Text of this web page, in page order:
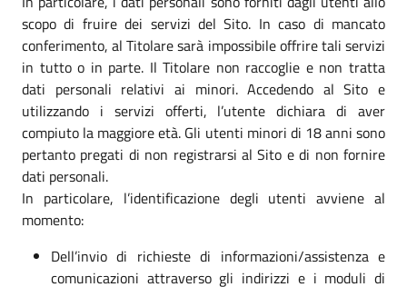
scopo di fruire dei servizi del Sito. In caso di mancato
conferimento, al Titolare sarà impossibile offrire tali servizi
in tutto o in parte. Il Titolare non raccoglie e non tratta
dati personali relativi ai minori. Accedendo al Sito e
utilizzando i servizi offerti, l’utente dichiara di aver
compiuto la maggiore età. Gli utenti minori di 18 anni sono
pertanto pregati di non registrarsi al Sito e di non fornire
dati personali.
In particolare, l’identificazione degli utenti avviene al
momento:
Dell’invio di richieste di informazioni/assistenza e
comunicazioni attraverso gli indirizzi e i moduli di